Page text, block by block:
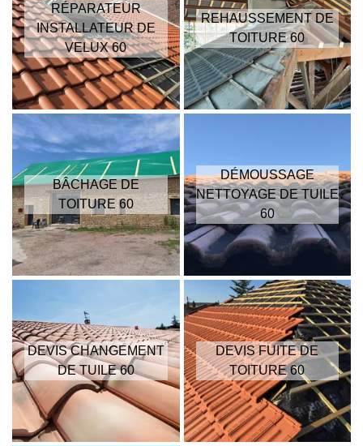
RÉPARATEUR
INSTALLATEUR DE
VELUX 60
REHAUSSEMENT DE
TOITURE 60
BÂCHAGE DE
TOITURE 60
DÉMOUSSAGE
NETTOYAGE DE TUILE
60
DEVIS CHANGEMENT
DE TUILE 60
DEVIS FUITE DE
TOITURE 60